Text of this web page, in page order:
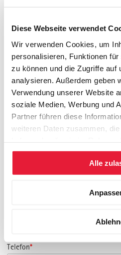
Diese Webseite verwendet
Wir verwenden Cookies, um
personalisieren, Funktionen
zu können und die Zugriffe auf
analysieren. Außerdem geben
Verwendung unserer Website
soziale Medien, Werbung und
Partner führen diese
weiteren Daten zusammen,
gesammelt haben.
Alle
Anrede*
Titel
Vorname
Nachname*
E-Mail*
Telefon*